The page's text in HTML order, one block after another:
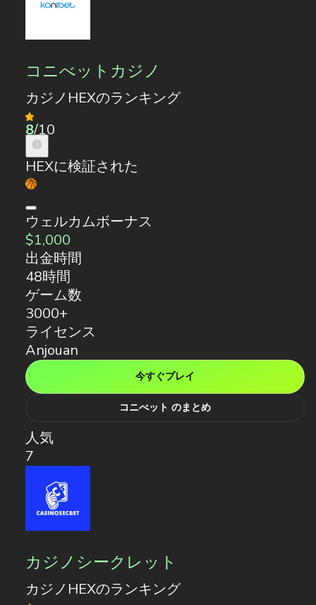
コニべットカジノ
カジノHEXのランキング
8/10
HEXに検証された
ウェルカムボーナス
$1,000
出金時間
48時間
ゲーム数
3000+
ライセンス
Anjouan
今すぐプレイ
コニべット のまとめ
人気
7
カジノシークレット
カジノHEXのランキング